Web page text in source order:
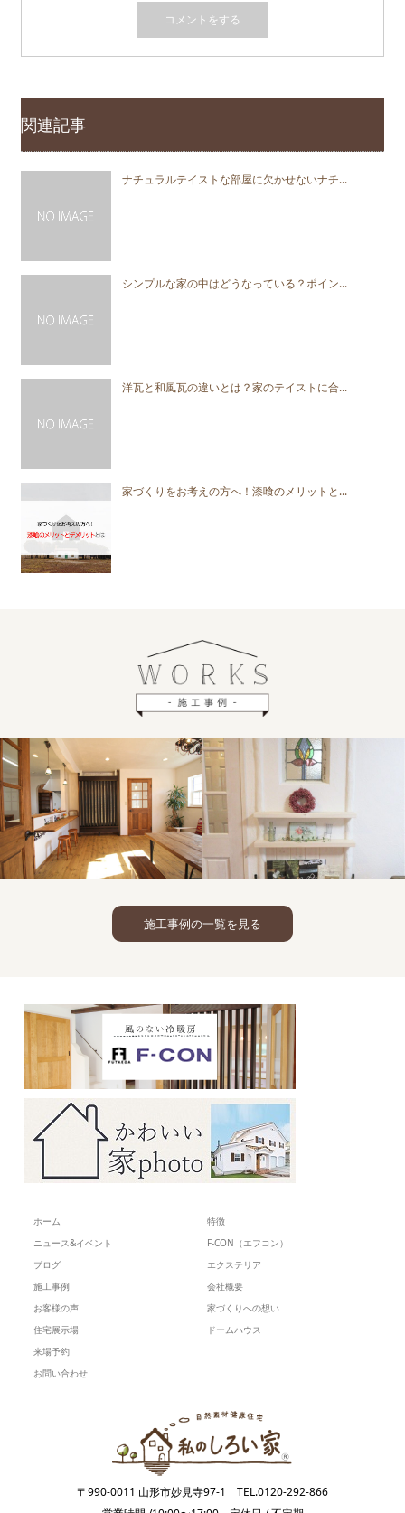
関連記事
ナチュラルテイストな部屋に欠かせないナチ...
シンプルな家の中はどうなっている？ポイン...
洋瓦と和風瓦の違いとは？家のテイストに合...
家づくりをお考えの方へ！漆喰のメリットと...
光冷暖 洋
の家 洋瓦
施工事例の一覧を見る
ホーム
ニュース&イベント
ブログ
施工事例
お客様の声
住宅展示場
来場予約
お問い合わせ
特徴
F-CON（エフコン）
エクステリア
会社概要
家づくりへの想い
ドームハウス
〒990-0011 山形市妙見寺97-1 TEL.0120-292-866